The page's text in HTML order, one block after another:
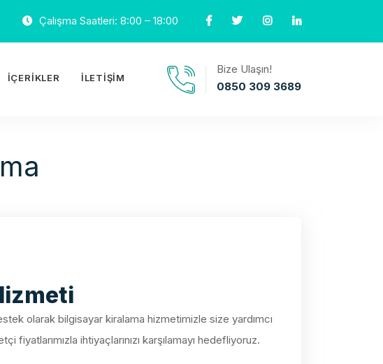
Çalışma Saatleri: 8:00 – 18:00
Bize Ulaşın!
0850 309 3689
İÇERIKLER İLETIŞIM
olarak bilgisayar kiralama hizmetimizle size yardımcı
ihtiyaçlarınızı karşılamayı hedefliyoruz.